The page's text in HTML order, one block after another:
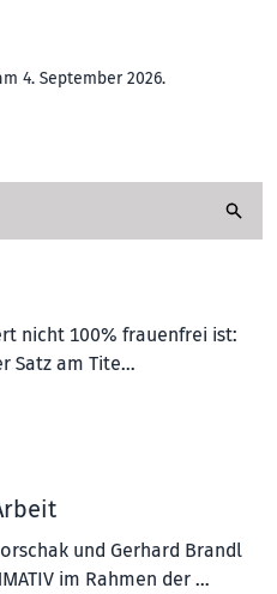
4. September 2026.
nicht 100% frauenfrei ist:
Satz am Tite…
und Gerhard Brandl
im Rahmen der …